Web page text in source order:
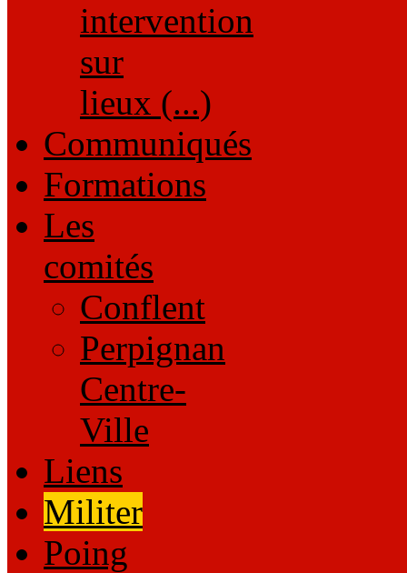
intervention
sur
lieux (...)
Communiqués
Formations
Les
comités
Conflent
Perpignan
Centre-
Ville
Liens
Militer
Poing